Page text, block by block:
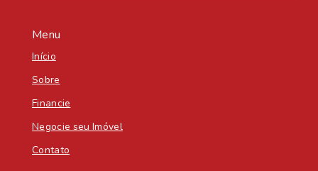
Menu
Início
Sobre
Financie
Negocie seu Imóvel
Contato